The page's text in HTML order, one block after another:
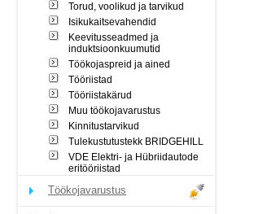
Torud, voolikud ja tarvikud
Isikukaitsevahendid
Keevitusseadmed ja
induktsioonkuumutid
Töökojaspreid ja ained
Tööriistad
Tööriistakärud
Muu töökojavarustus
Kinnitustarvikud
Tulekustutustekk BRIDGEHILL
VDE Elektri- ja Hübriidautode
eritööriistad
Töökojavarustus